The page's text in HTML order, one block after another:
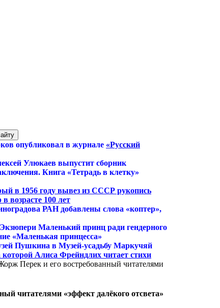
опубликовал в журнале «Русский
Улюкаев выпустит сборник
Книга «Тетрадь в клетку»
в 1956 году вывез из СССР рукопись
возрасте 100 лет
РАН добавлены слова «коптер»,
Маленький принц ради гендерного
«Маленькая принцесса»
Пушкина в Музей-усадьбу Маркучяй
Алиса Фрейндлих читает стихи
Перек и его востребованный читателями
читателями «эффект далёкого отсвета»